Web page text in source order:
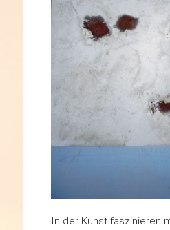
In der Kunst faszinieren